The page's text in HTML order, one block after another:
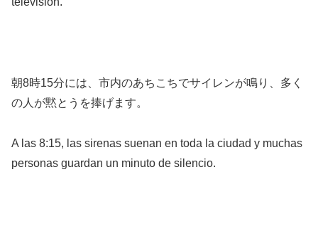
朝8時15分には、市内のあちこちでサイレンが鳴り、多く
の人が黙とうを捧げます。
A las 8:15, las sirenas suenan en toda la ciudad y muchas
personas guardan un minuto de silencio.